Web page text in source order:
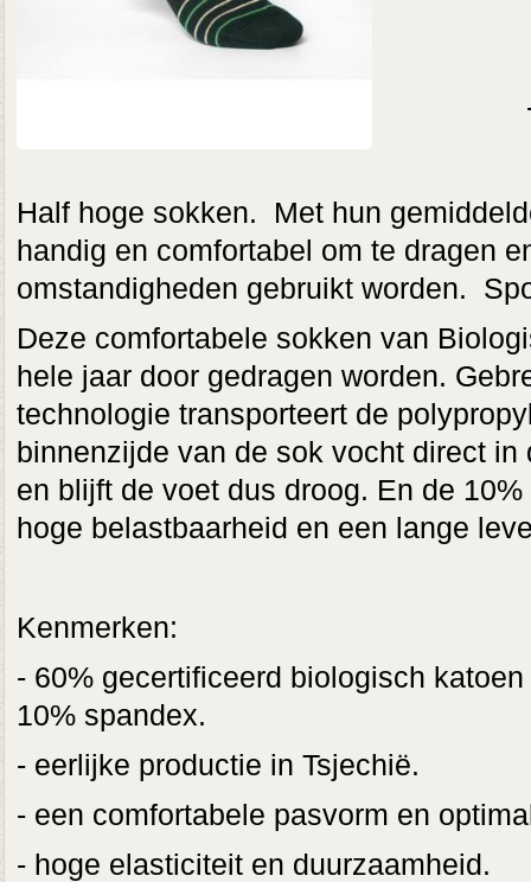
Half hoge sokken. Met hun
handig en comfortabel om te dragen
omstandigheden gebruikt worden.
Deze comfortabele sokken van
hele jaar door gedragen worden.
technologie transporteert de
binnenzijde van de sok vocht direct
en blijft de voet dus droog. En de
hoge belastbaarheid en een lange
Kenmerken:
- 60% gecertificeerd biologisch
10% spandex.
- eerlijke productie in Tsjechië.
- een comfortabele pasvorm en
- hoge elasticiteit en duurzaamheid.